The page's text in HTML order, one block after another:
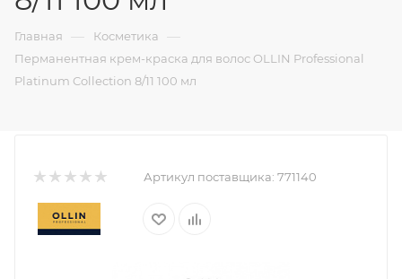
Главная — Косметика —
Перманентная крем-краска для волос OLLIN Professional
Platinum Collection 8/11 100 мл
Артикул поставщика: 771140